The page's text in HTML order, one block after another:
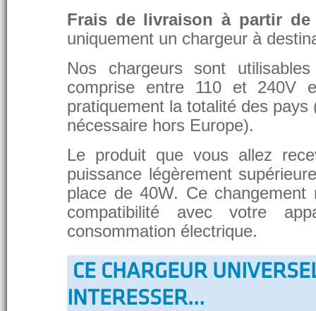
Frais de livraison à partir de
uniquement un chargeur à
Nos chargeurs sont
comprise entre 110 et 240V
pratiquement la totalité des
nécessaire hors Europe).
Le produit que vous allez
puissance légèrement
place de 40W. Ce
compatibilité avec votre
consommation électrique.
CE CHARGEUR
INTERESSER...